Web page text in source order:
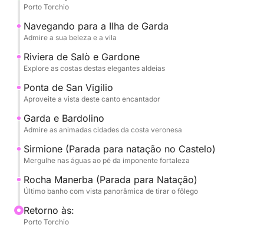
jardins que se refletem na água. Em seguida,
seguiremos em direção ao elegante Salò, com sua
orla e seu ambiente refinado. Admiraremos a
histórica Riviera de Gardone, famosa pela Vittoriale
degli Italiani, e a esplêndida Punta San Vigilio, um
marina encantadora.
O passeio se estenderá até a animada Garda e a
atmosfera acolhedora. Faremos uma parada para
um mergulho inesquecível em Sirmione, logo abaixo
do imponente Castelo Scaligero, uma oportunidade
única para mergulhar nas águas termais do lago. Por
fim, faremos uma última parada refrescante para um
mergulho na Rocca di Manerba, com seus
Porto Torchio
Navegando para a Ilha de Garda
Admire a sua beleza e a vila
Riviera de Salò e Gardone
Explore as costas destas elegantes aldeias
Ponta de San Vigilio
Aproveite a vista deste canto encantador
Garda e Bardolino
Admire as animadas cidades da costa veronesa
Sirmione (Parada para natação no Castelo)
Mergulhe nas águas ao pé da imponente fortaleza
Rocha Manerba (Parada para Natação)
Último banho com vista panorâmica de tirar o fôlego
Retorno às:
Porto Torchio